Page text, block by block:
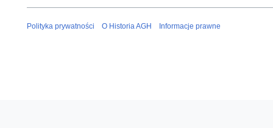
Polityka prywatności O Historia AGH Informacje prawne